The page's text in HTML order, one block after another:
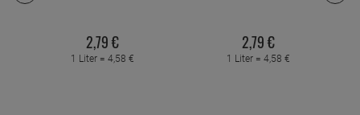
2,79€
1 Liter = 4,58 €
2,79€
1 Liter = 4,58 €